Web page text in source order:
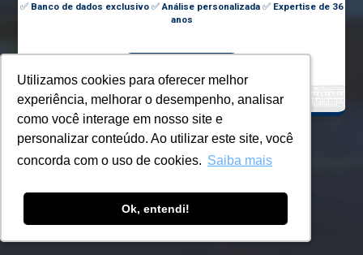
Utilizamos cookies para oferecer melhor
experiência, melhorar o desempenho, analisar
como você interage em nosso site e
personalizar conteúdo. Ao utilizar este site, você
concorda com o uso de cookies. Saiba mais
Ok, entendi!
Utilizamos cookies para oferecer melhor
experiência, melhorar o desempenho, analisar
como você interage em nosso site e
personalizar conteúdo. Ao utilizar este site, você
concorda com o uso de cookies. Saiba mais
Ok, entendi!
✅ Banco de dados exclusivo✅Análise personalizada✅ Expertise de 36
anos